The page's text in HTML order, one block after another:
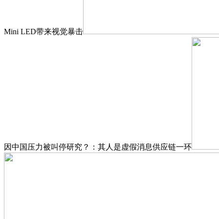
Mini LED带来视觉暴击
因中国压力被叫停研究？：其人是虚假消息供应链一环